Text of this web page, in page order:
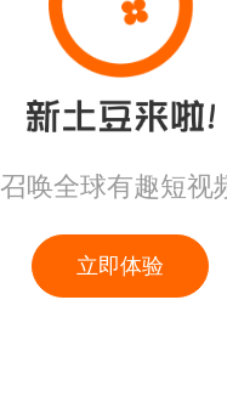
召唤全球有趣短视
立即体验